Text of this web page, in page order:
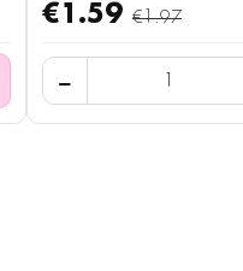
€1.59 €1.97